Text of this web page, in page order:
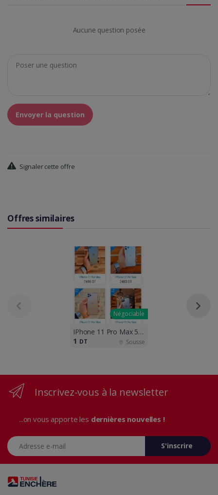
Aucune question posée
Envoyer la question
Signaler cette offre
Offres similaires
Négociable
IPhone 11 Pro Max 512G et 256G neufs
1 DT Sousse
Inscrivez-vous à la newsletter
...on vous apporte les dernières nouvelles !
Adresse e-mail
S'inscrire